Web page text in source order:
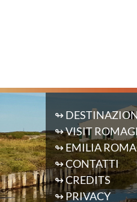
↬
↬ VISIT
↬ EMILIA
↬ CONTATTI
↬ CREDITS
↬ PRIVACY